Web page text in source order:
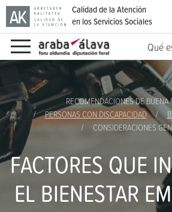
Ir directamente al contenido
Calidad de la Atención
en los Servicios Sociales
Qué
RECOMENDACIONES DE BUENA
PERSONAS CON DISCAPACIDAD
CONSIDERACIONES
FACTORES QUE
EL BIENESTAR